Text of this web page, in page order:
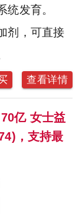
统发育。
剂，可直接
查看详情
亿 女士益
，支持最